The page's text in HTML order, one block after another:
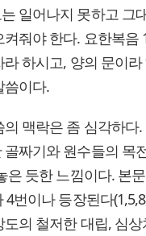
일어나지 못하고 그
줘야 한다. 요한복음
하시고, 양의 문이
씀이다.
맥락은 좀 심각하다
골짜기와 원수들의 목
듯한 느낌이다. 본문
4번이나 등장된다
의 철저한 대립, 심